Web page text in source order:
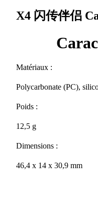
X4 闪传伴侣
Matériaux :
Polycarbonate (PC),
Poids :
12,5 g
Dimensions :
46,4 x 14 x 30,9 mm